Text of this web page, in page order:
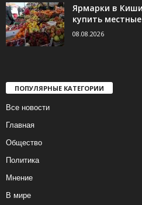
Ярмарки в
купить
08.08.2026
ПОПУЛЯРНЫЕ КАТЕГОРИИ
Все новости
Главная
Общество
Политика
Мнение
В мире